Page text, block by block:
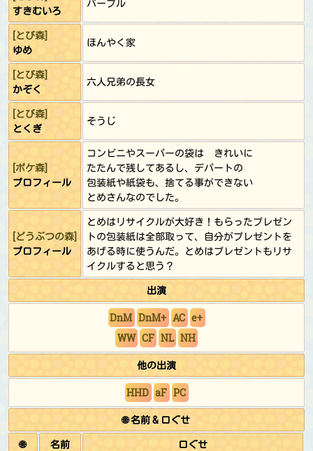
すきむいろ
パープル
[とび森]
ゆめ
ほんやく家
[とび森]
かぞく
六人兄弟の長女
[とび森]
とくぎ
そうじ
[ポケ森]
プロフィール
コンビニやスーパーの袋は きれいに
たたんで残してあるし、デパートの
包装紙や紙袋も、捨てる事ができない
とめさんなのでした。
[どうぶつの森]
プロフィール
とめはリサイクルが大好き！もらったプレゼン
トの包装紙は全部取って、自分がプレゼントを
あげる時に使うんだ。とめはプレゼントもリサ
イクルすると思う？
出演
DnM DnM+ AC e+
WW CF NL NH
他の出演
HHD aF PC
🌐 名前 & 口ぐせ
🌐
名前
口ぐせ